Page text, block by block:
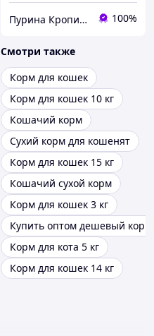
Пурина Кропивницкий 100%
Смотри также
Корм для кошек
Корм для кошек 10 кг
Кошачий корм
Сухий корм для кошенят
Корм для кошек 15 кг
Кошачий сухой корм
Корм для кошек 3 кг
Купить оптом дешевый корм
Корм для кота 5 кг
Корм для кошек 14 кг